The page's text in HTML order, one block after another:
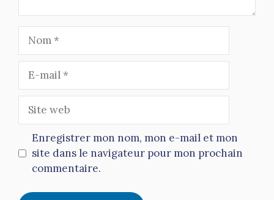
mail
web
Enregistrer mon nom, mon e-mail et mon
site dans le navigateur pour mon prochain
commentaire.